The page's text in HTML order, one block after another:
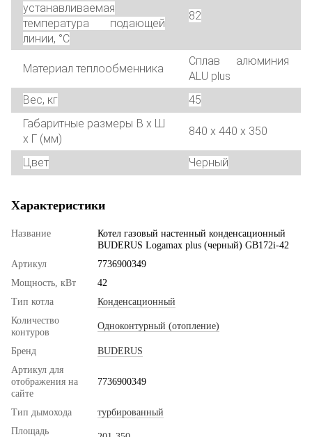
устанавливаемая
температура подающей
линии, °C
82
Материал теплообменника
Сплав алюминия
ALU plus
Вес, кг
45
Габаритные размеры В x Ш
x Г (мм)
840 x 440 x 350
Цвет Черный
Характеристики
Название
Котел газовый настенный конденсационный
BUDERUS Logamax plus (черный) GB172i-42
Артикул
7736900349
Мощность, кВт
42
Тип котла
Конденсационный
Количество
контуров
Одноконтурный (отопление)
Бренд
BUDERUS
Артикул для
отображения на
сайте
7736900349
Тип дымохода
турбированный
Площадь